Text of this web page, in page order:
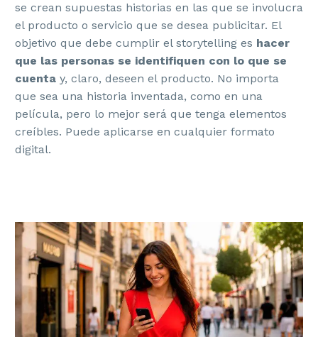
se crean supuestas historias en las que se involucra
el producto o servicio que se desea publicitar. El
objetivo que debe cumplir el storytelling es hacer
que las personas se identifiquen con lo que se
cuenta y, claro, deseen el producto. No importa
que sea una historia inventada, como en una
película, pero lo mejor será que tenga elementos
creíbles. Puede aplicarse en cualquier formato
digital.